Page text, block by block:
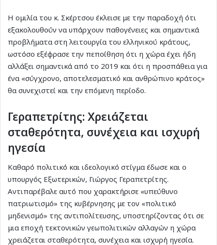
Η ομιλία του κ. Σκέρτσου έκλεισε με την παραδοχή ότι
εξακολουθούν να υπάρχουν παθογένειες και σημαντικά
προβλήματα στη λειτουργία του ελληνικού κράτους,
ωστόσο εξέφρασε την πεποίθηση ότι η χώρα έχει ήδη
αλλάξει σημαντικά από το 2019 και ότι η προσπάθεια για
ένα «σύγχρονο, αποτελεσματικό και ανθρώπινο κράτος»
θα συνεχιστεί και την επόμενη περίοδο.
Γεραπετρίτης: Χρειάζεται
σταθερότητα, συνέχεια και ισχυρή
ηγεσία
Καθαρό πολιτικό και ιδεολογικό στίγμα έδωσε και ο
υπουργός Εξωτερικών, Γιώργος Γεραπετρίτης.
Αντιπαρέβαλε αυτό που χαρακτήρισε «υπεύθυνο
πατριωτισμό» της κυβέρνησης με τον «πολιτικό
μηδενισμό» της αντιπολίτευσης, υποστηρίζοντας ότι σε
μια εποχή τεκτονικών γεωπολιτικών αλλαγών η χώρα
χρειάζεται σταθερότητα, συνέχεια και ισχυρή ηγεσία.